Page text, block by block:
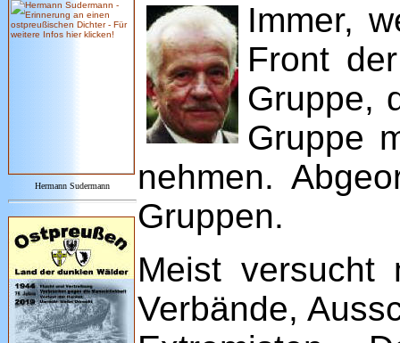
Hermann Sudermann
Immer,
Front
Gruppe,
Gruppe
nehmen.
Gruppen.
Meist versucht
Verbände,